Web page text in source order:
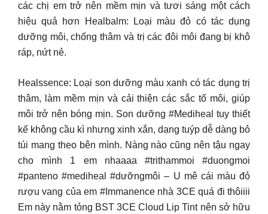
các chị em trở nên mềm mịn và tươi sáng một cách
hiệu quả hơn Healbalm: Loại màu đỏ có tác dụng
dưỡng môi, chống thâm và trị các đôi môi đang bị khô
ráp, nứt nẻ.
Healssence: Loại son dưỡng màu xanh có tác dụng trị
thâm, làm mềm mịn và cải thiện các sắc tố môi, giúp
môi trở nên bóng mịn. Son dưỡng #Mediheal tuy thiết
kế không cầu kì nhưng xinh xắn, dạng tuýp dễ dàng bỏ
túi mang theo bên mình. Nàng nào cũng nên tậu ngay
cho mình 1 em nhaaaa #trithammoi #duongmoi
#panteno #mediheal #dưỡngmôi – U mê cái màu đỏ
rượu vang của em #Immanence nhà 3CE quá đi thôiiii
Em này nằm tỏng BST 3CE Cloud Lip Tint nên sở hữu